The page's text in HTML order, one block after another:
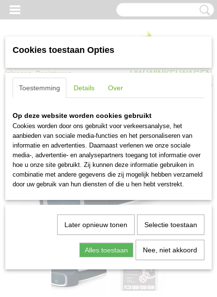
Inloggen Registreren UW WINKELWAGEN
(0)
Cookies toestaan Opties
Toestemming Details Over
Op deze website worden cookies gebruikt
Cookies worden door ons gebruikt voor verkeersanalyse, het
aanbieden van sociale media-functies en het personaliseren van
informatie en advertenties. Daarnaast verlenen we onze sociale
media-, advertentie- en analysepartners toegang tot informatie over
hoe u onze site gebruikt. Zij kunnen deze informatie gebruiken in
combinatie met andere gegevens die zij mogelijk hebben verzameld
door uw gebruik van hun diensten of die u hen hebt verstrekt.
Later opnieuw tonen Selectie toestaan
Alles toestaan Nee, niet akkoord